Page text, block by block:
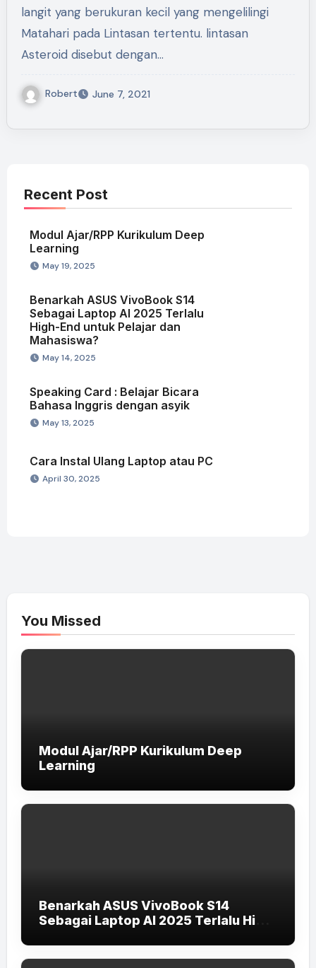
langit yang berukuran kecil yang mengelilingi
Matahari pada Lintasan tertentu. lintasan
Asteroid disebut dengan…
Robert June 7, 2021
Recent Post
Modul Ajar/RPP Kurikulum Deep
Learning
May 19, 2025
Benarkah ASUS VivoBook S14
Sebagai Laptop AI 2025 Terlalu
High-End untuk Pelajar dan
Mahasiswa?
May 14, 2025
Speaking Card : Belajar Bicara
Bahasa Inggris dengan asyik
May 13, 2025
Cara Instal Ulang Laptop atau PC
April 30, 2025
You Missed
Modul Ajar/RPP Kurikulum Deep
Learning
Benarkah ASUS VivoBook S14
Sebagai Laptop AI 2025 Terlalu High-